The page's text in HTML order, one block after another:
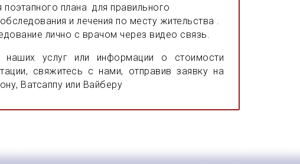
поэтапного плана для правильного
и лечения по месту жительства .
лично с врачом через видео связь.
наших услуг или информации о стоимости
свяжитесь с нами, отправив заявку на
Ватсаппу или Вайберу